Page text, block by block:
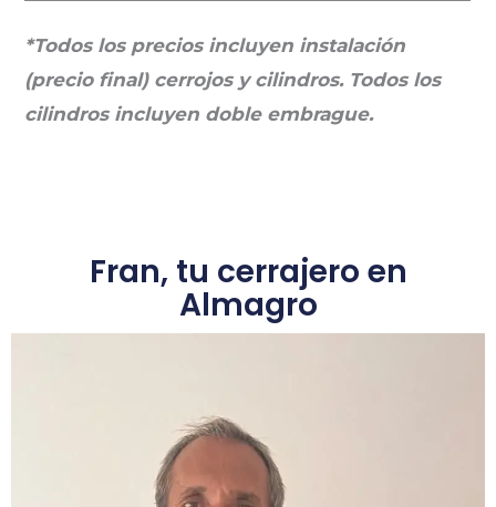
*Todos los precios incluyen instalación
(precio final) cerrojos y cilindros. Todos los
cilindros incluyen doble embrague.
Fran, tu cerrajero en
Almagro